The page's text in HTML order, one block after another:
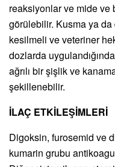
reaksiyonlar ve mide ve
görülebilir. Kusma ya da
kesilmeli ve veteriner
dozlarda
ağrılı bir şişlik ve
şekillenebilir.
İLAÇ ETKİLEŞİMLERİ
Digoksin, furosemid ve
kumarin grubu